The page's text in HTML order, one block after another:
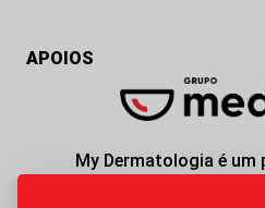
APOIOS
My Dermatologia é
responsabilidade da News